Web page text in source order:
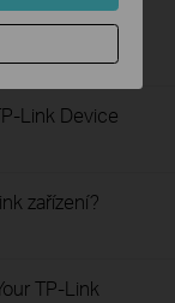
Link Device
zařízení?
TP-Link